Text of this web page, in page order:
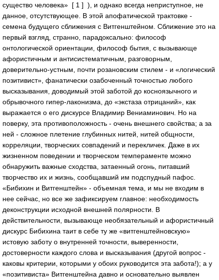
существо человека» [ 1 ] ), и однако всегда неприступное, не
данное, отсутствующее. В этой апофатической трактовке -
семена будущего сближения с Витгенштейном. Сближение это на
первый взгляд, странно, парадоксально: философ
онтологической ориентации, философ бытия, с вызывающе
афористичным и антисистематичным, разговорным,
доверительно-устным, почти розановским стилем - и «логический
позитивист», фанатически озабоченный точностью любого
высказывания, доводимый этой заботой до косноязычного и
обрывочного гипер-лаконизма, до «экстаза отрицаний», как
выражается о его дискурсе Владимир Вениаминович. Но на
поверку, эта противоположность - очень внешнего свойства; а за
ней - сложное плетение глубинных нитей, нитей общности,
корреляции, творческих совпадений и перекличек. Даже в их
жизненном поведении и творческом темпераменте можно
обнаружить важные сходства, затаенный огонь, питавший
творчество их и жизнь, сообщавший им подспудный пафос.
«Бибихин и Витгенштейн» - объемная тема, и мы не входим в
нее сейчас, но все же зафиксируем главное: необходимость
деконструкции исходной внешней полярности. В
действительности, вызывающе необязательный и афористичный
дискурс Бибихина таит в себе ту же «витгенштейновскую»
истовую заботу о внутренней точности, выверенности,
достоверности каждого слова и высказывания (другой вопрос -
каковы критерии, которыми у обоих руководится эта забота!); а у
«позитивиста» Витгенштейна давно и основательно выявлен